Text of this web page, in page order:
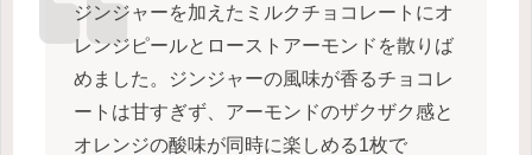
ジンジャーを加えたミルクチョコレートにオ
レンジピールとローストアーモンドを散りば
めました。ジンジャーの風味が香るチョコレ
ートは甘すぎず、アーモンドのザクザク感と
オレンジの酸味が同時に楽しめる1枚で